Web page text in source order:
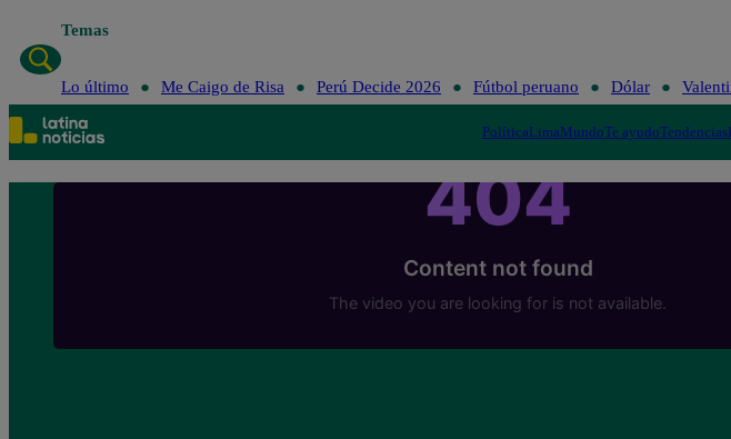
Temas
Lo último Me Caigo de Risa Perú Decide 2026 Fútbol peruano Dólar
PolíticaLimaMundoTe ayudoTendencias